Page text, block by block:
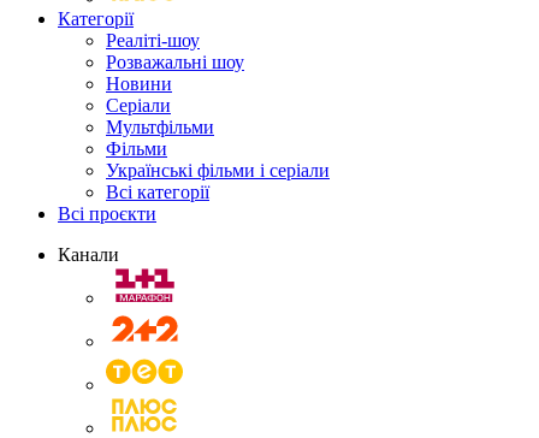
Категорії
Реаліті-шоу
Розважальні шоу
Новини
Серіали
Мультфільми
Фільми
Українські фільми і серіали
Всі категорії
Всі проєкти
Канали